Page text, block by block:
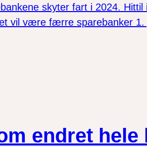
skyter fart i 2024.
vil være færre sparebanker 1.
endret hele